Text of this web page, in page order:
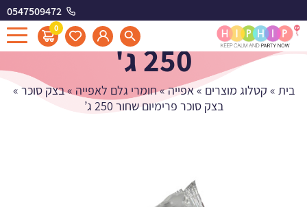
0547509472
0
בצק סוכר פרימיום שחור
250 ג'
בית » קטלוג מוצרים »אפייה»חומרי גלם לאפייה »בצק סוכר »
בצק סוכר פרימיום שחור 250 ג’